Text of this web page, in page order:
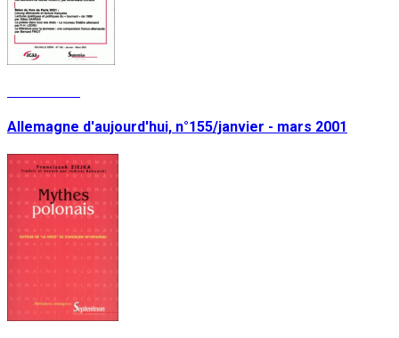
Allemagne d'aujourd'hui, n°155/janvier - mars 2001